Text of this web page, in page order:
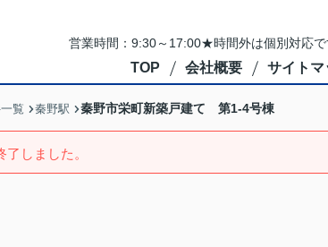
営業時間：9:30～17:00★時間外は個別対応
TOP 会社概要 サイトマ
覧 秦野駅 秦野市栄町新築戸建て 第1-4号棟
しました。